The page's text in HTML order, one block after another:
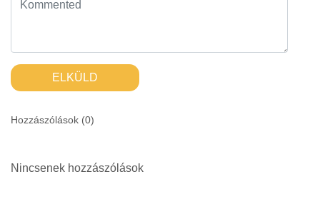
ELKÜLD
Hozzászólások (0)
Nincsenek hozzászólások